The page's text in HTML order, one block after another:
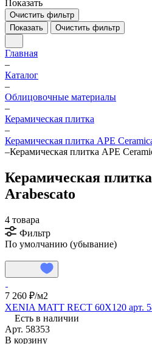
Показать
Очистить фильтр
Показать
Очистить фильтр
Главная
–
Каталог
–
Облицовочные материалы
–
Керамическая плитка
–
Керамическая плитка APE
–Керамическая плитка APE
Керамическая
Arabescato
4 товара
Фильтр
По умолчанию (убывание)
7 260 ₽/м2
XENIA MATT RECT 60X120 арт.
Есть в наличии
Арт. 58353
В корзину